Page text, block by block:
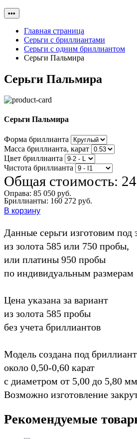
•••
Главная страница
Серьги с бриллиантами
Серьги с одним бриллиантом
Серьги Пальмира
Серьги Пальмира
Серьги Пальмира
Форма бриллианта
Масса бриллианта, карат
Цвет бриллианта
Чистота бриллианта
Общая стоимость:
Оправа: 85 050 руб.
Бриллианты: 160 272 руб.
В корзину
Данные серьги изготовим под
из золота 585 или 750 пробы,
или платины 950 пробы
по индивидуальным размерам
Цена указана за вариант
из золота 585 пробы
без учета бриллиантов
Модель создана под
около 0,50-0,60 карат
с диаметром от 5,00 до 5,80 мм
Возможно изготовление
Рекомендуемые